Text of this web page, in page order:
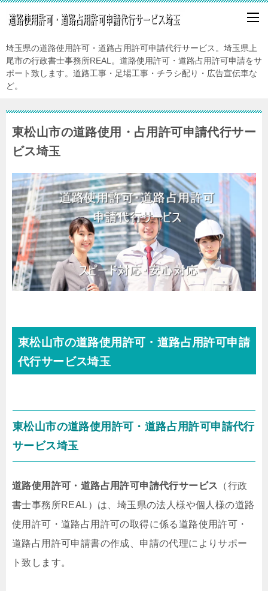
埼玉県の道路使用許可・道路占用許可申請代行サービス。埼玉県上
尾市の行政書士事務所REAL。道路使用許可・道路占用許可申請をサ
ポート致します。道路工事・足場工事・チラシ配り・広告宣伝車な
ど。
東松山市の道路使用・占用許可申請代行サー
ビス埼玉
東松山市の道路使用許可・道路占用許可申請
代行サービス埼玉
東松山市の道路使用許可・道路占用許可申請代行
サービス埼玉
道路使用許可・道路占用許可申請代行サービス （行政
書士事務所REAL）は、埼玉県の法人様や個人様の道路
使用許可・道路占用許可の取得に係る道路使用許可・
道路占用許可申請書の作成、申請の代理によりサポー
ト致します。